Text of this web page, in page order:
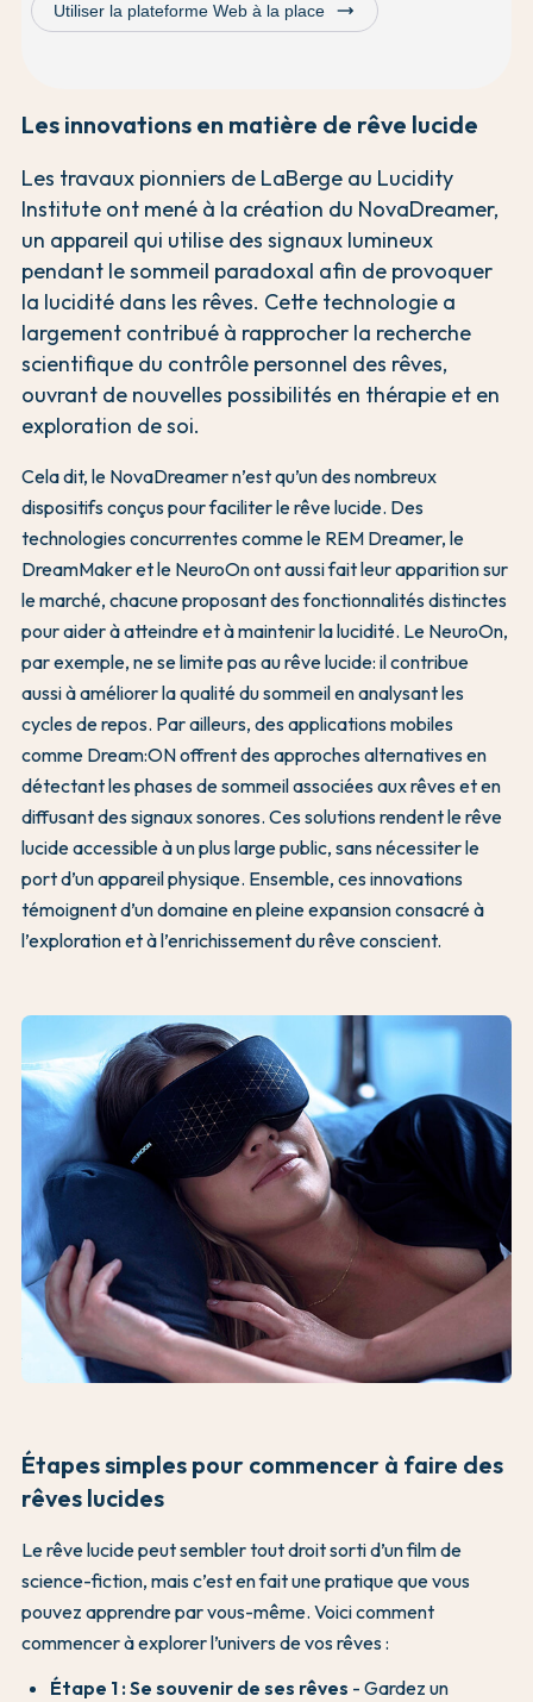
Utiliser la plateforme Web à la place trending_flat
Les innovations en matière de rêve lucide
Les travaux pionniers de LaBerge au Lucidity
Institute ont mené à la création du NovaDreamer,
un appareil qui utilise des signaux lumineux
pendant le sommeil paradoxal afin de provoquer
la lucidité dans les rêves. Cette technologie a
largement contribué à rapprocher la recherche
scientifique du contrôle personnel des rêves,
ouvrant de nouvelles possibilités en thérapie et en
exploration de soi.
Cela dit, le NovaDreamer n’est qu’un des nombreux
dispositifs conçus pour faciliter le rêve lucide. Des
technologies concurrentes comme le REM Dreamer, le
DreamMaker et le NeuroOn ont aussi fait leur apparition sur
le marché, chacune proposant des fonctionnalités distinctes
pour aider à atteindre et à maintenir la lucidité. Le NeuroOn,
par exemple, ne se limite pas au rêve lucide: il contribue
aussi à améliorer la qualité du sommeil en analysant les
cycles de repos. Par ailleurs, des applications mobiles
comme Dream:ON offrent des approches alternatives en
détectant les phases de sommeil associées aux rêves et en
diffusant des signaux sonores. Ces solutions rendent le rêve
lucide accessible à un plus large public, sans nécessiter le
port d’un appareil physique. Ensemble, ces innovations
témoignent d’un domaine en pleine expansion consacré à
l’exploration et à l’enrichissement du rêve conscient.
Étapes simples pour commencer à faire des
rêves lucides
Le rêve lucide peut sembler tout droit sorti d’un film de
science-fiction, mais c’est en fait une pratique que vous
pouvez apprendre par vous-même. Voici comment
commencer à explorer l’univers de vos rêves :
Étape 1 : Se souvenir de ses rêves - Gardez un